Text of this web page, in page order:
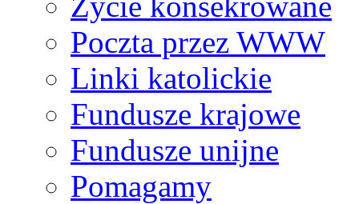
Poczta przez WWW
Linki katolickie
Fundusze krajowe
Fundusze unijne
Pomagamy